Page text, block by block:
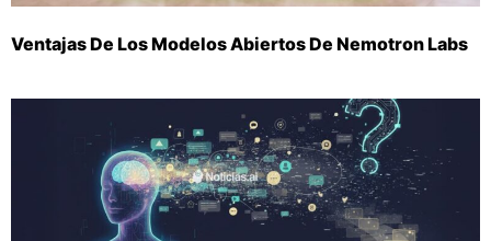
Ventajas De Los Modelos Abiertos De Nemotron Labs